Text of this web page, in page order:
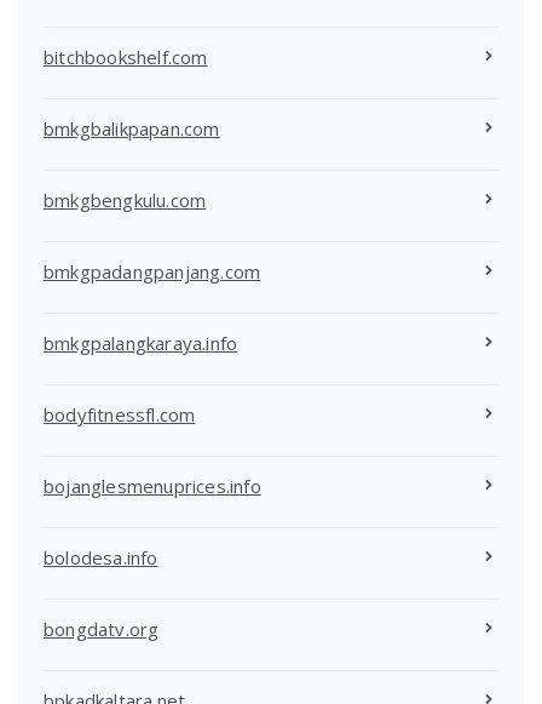
bitchbookshelf.com
bmkgbalikpapan.com
bmkgbengkulu.com
bmkgpadangpanjang.com
bmkgpalangkaraya.info
bodyfitnessfl.com
bojanglesmenuprices.info
bolodesa.info
bongdatv.org